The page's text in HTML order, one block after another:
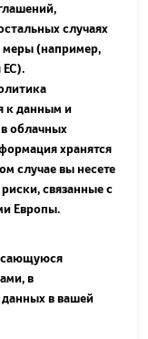
случаях
(например,
ЕС).
к данным и
облачных
хранятся
случае вы несете
связанные с
Европы.
в
в вашей